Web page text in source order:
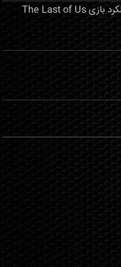
تحلیل فنی و بررسی عملکرد بازی The Last of Us